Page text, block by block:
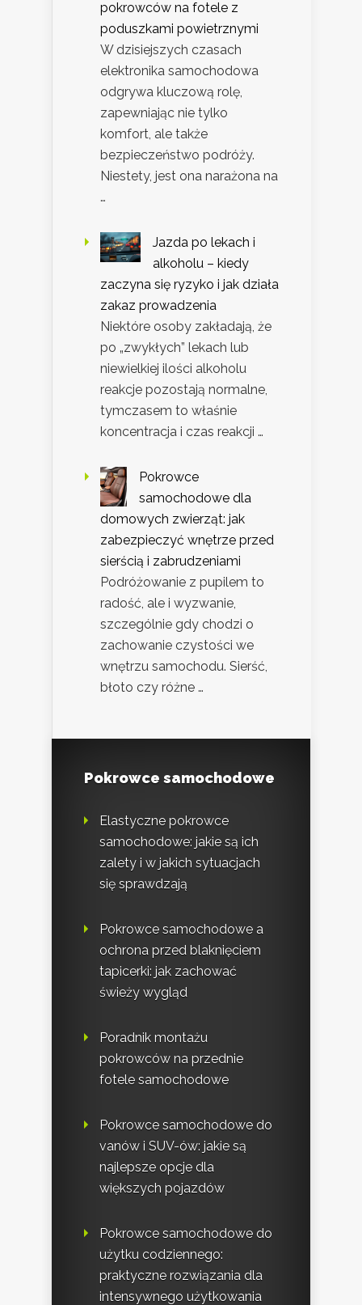
pokrowców na fotele z
poduszkami powietrznymi
W dzisiejszych czasach
elektronika samochodowa
odgrywa kluczową rolę,
zapewniając nie tylko
komfort, ale także
bezpieczeństwo podróży.
Niestety, jest ona narażona na
…
Jazda po lekach i
alkoholu – kiedy
zaczyna się ryzyko i jak działa
zakaz prowadzenia
Niektóre osoby zakładają, że
po „zwykłych” lekach lub
niewielkiej ilości alkoholu
reakcje pozostają normalne,
tymczasem to właśnie
koncentracja i czas reakcji …
Pokrowce
samochodowe dla
domowych zwierząt: jak
zabezpieczyć wnętrze przed
sierścią i zabrudzeniami
Podróżowanie z pupilem to
radość, ale i wyzwanie,
szczególnie gdy chodzi o
zachowanie czystości we
wnętrzu samochodu. Sierść,
błoto czy różne …
Pokrowce samochodowe
Elastyczne pokrowce
samochodowe: jakie są ich
zalety i w jakich sytuacjach
się sprawdzają
Pokrowce samochodowe a
ochrona przed blaknięciem
tapicerki: jak zachować
świeży wygląd
Poradnik montażu
pokrowców na przednie
fotele samochodowe
Pokrowce samochodowe do
vanów i SUV-ów: jakie są
najlepsze opcje dla
większych pojazdów
Pokrowce samochodowe do
użytku codziennego:
praktyczne rozwiązania dla
intensywnego użytkowania